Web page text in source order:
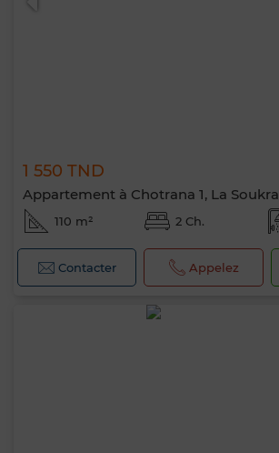
1 550 TND
Appartement à Chotrana 1, La Soukra
110 m² 2 Ch.
Contacter Appelez